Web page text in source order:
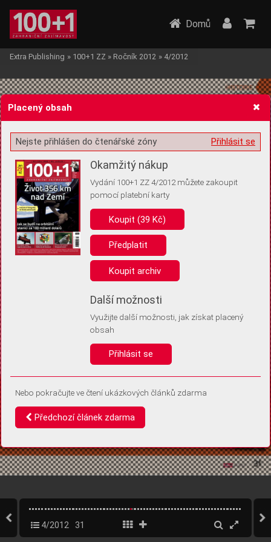
Žádost o souhlas s ukládáním volitelných informací
Pro základní fungování webu nepotřebujeme ukládat žádné informace
(tzv. cookies apod.). Rádi bychom vás ale požádali o souhlas s
uložením volitelných informací:
Anonymní unikátní ID
Díky němu příště poznáme, že se jedná o stejné zařízení, a
Identifikátor je zcela anonymní.
Vaše souhlasy a odmítnutí si ukládáme do vašeho zařízení, abychom se
vás už příště znovu neptali. Můžete je kdykoli později upravit ve Správě
Domů
Extra Publishing » 100+1 ZZ » Ročník 2012 » 4/2012
4/2012 31
Placený obsah
Přihlásit se
Nejste přihlášen do čtenářské zóny
Okamžitý nákup
Vydání 100+1 ZZ 4/2012 můžete zakoupit
pomocí platební karty
Koupit (39 Kč)
Předplatit
Koupit archiv
Další možnosti
Využijte další možnosti, jak získat placený
obsah
Přihlásit se
Nebo pokračujte ve čtení ukázkových článků zdarma
Předchozí článek zdarma